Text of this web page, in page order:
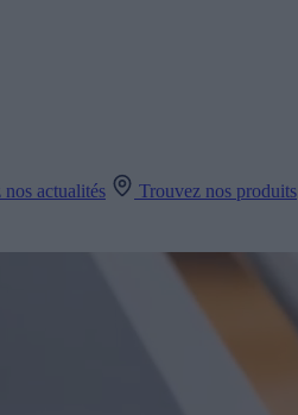
nos actualités
Trouvez nos produits